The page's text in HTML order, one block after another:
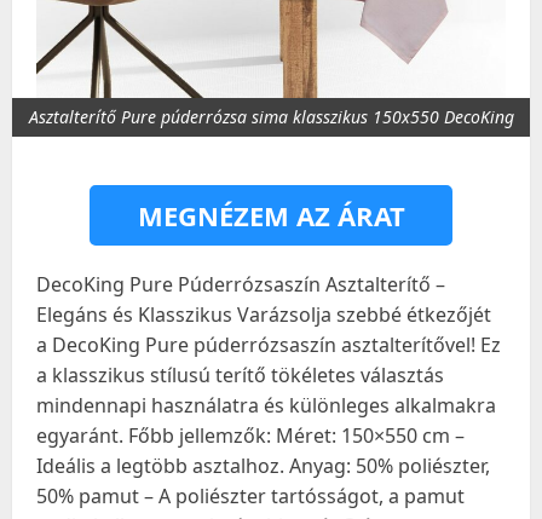
Asztalterítő Pure púderrózsa sima klasszikus 150x550 DecoKing
MEGNÉZEM AZ ÁRAT
DecoKing Pure Púderrózsaszín Asztalterítő –
Elegáns és Klasszikus Varázsolja szebbé étkezőjét
a DecoKing Pure púderrózsaszín asztalterítővel! Ez
a klasszikus stílusú terítő tökéletes választás
mindennapi használatra és különleges alkalmakra
egyaránt. Főbb jellemzők: Méret: 150×550 cm –
Ideális a legtöbb asztalhoz. Anyag: 50% poliészter,
50% pamut – A poliészter tartósságot, a pamut